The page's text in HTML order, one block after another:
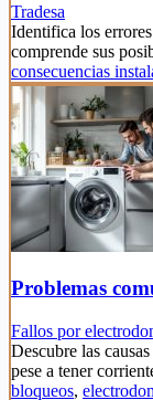
Tradesa
Identifica los
comprende sus
consecuencias
Problemas
Fallos por
Descubre las
pese a tener
bloqueos,